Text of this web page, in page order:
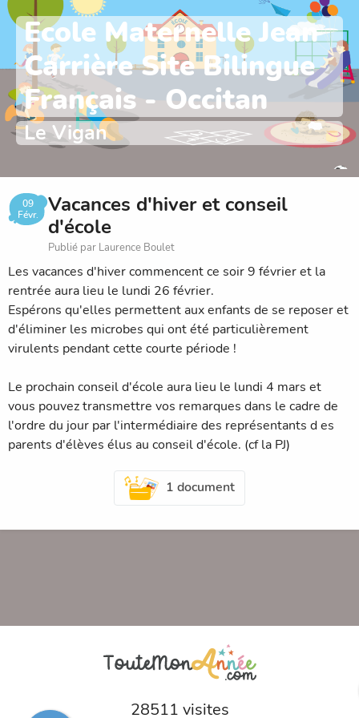
Ecole Maternelle Jean
Carrière Site Bilingue
Français - Occitan
Le Vigan
09
Févr.
Vacances d'hiver et conseil
d'école
Publié par Laurence Boulet
Les vacances d'hiver commencent ce soir 9 février et la
rentrée aura lieu le lundi 26 février.
Espérons qu'elles permettent aux enfants de se reposer et
d'éliminer les microbes qui ont été particulièrement
virulents pendant cette courte période !
Le prochain conseil d'école aura lieu le lundi 4 mars et
vous pouvez transmettre vos remarques dans le cadre de
l'ordre du jour par l'intermédiaire des représentants d es
parents d'élèves élus au conseil d'école. (cf la PJ)
1 document
28511 visites